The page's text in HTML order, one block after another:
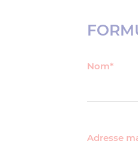
Nom*
Adresse